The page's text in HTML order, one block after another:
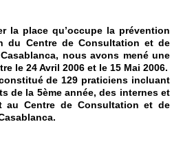
la place qu’occupe la prévention
du Centre de Consultation et de
nous avons mené une
le 24 Avril 2006 et le 15 Mai 2006.
de 129 praticiens incluant
de la 5ème année, des internes et
au Centre de Consultation et de